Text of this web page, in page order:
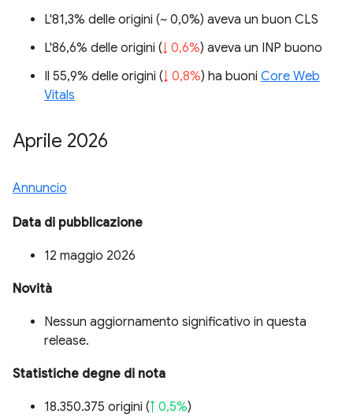
L'81,3% delle origini (~ 0,0%) aveva un buon CLS
L'86,6% delle origini (↓ 0,6%) aveva un INP buono
Il 55,9% delle origini (↓ 0,8%) ha buoni Core Web
Vitals
Aprile 2026
Annuncio
Data di pubblicazione
12 maggio 2026
Novità
Nessun aggiornamento significativo in questa
release.
Statistiche degne di nota
18.350.375 origini (↑ 0,5%)